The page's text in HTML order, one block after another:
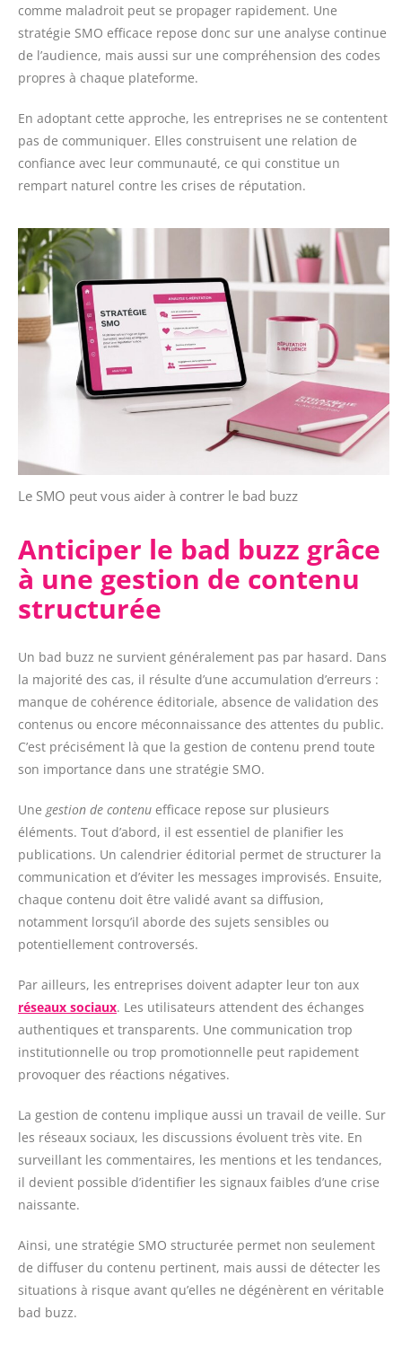
comme maladroit peut se propager rapidement. Une
stratégie SMO efficace repose donc sur une analyse continue
de l’audience, mais aussi sur une compréhension des codes
propres à chaque plateforme.
En adoptant cette approche, les entreprises ne se contentent
pas de communiquer. Elles construisent une relation de
confiance avec leur communauté, ce qui constitue un
rempart naturel contre les crises de réputation.
Le SMO peut vous aider à contrer le bad buzz
Anticiper le bad buzz grâce
à une gestion de contenu
structurée
Un bad buzz ne survient généralement pas par hasard. Dans
la majorité des cas, il résulte d’une accumulation d’erreurs :
manque de cohérence éditoriale, absence de validation des
contenus ou encore méconnaissance des attentes du public.
C’est précisément là que la gestion de contenu prend toute
son importance dans une stratégie SMO.
Une gestion de contenu efficace repose sur plusieurs
éléments. Tout d’abord, il est essentiel de planifier les
publications. Un calendrier éditorial permet de structurer la
communication et d’éviter les messages improvisés. Ensuite,
chaque contenu doit être validé avant sa diffusion,
notamment lorsqu’il aborde des sujets sensibles ou
potentiellement controversés.
Par ailleurs, les entreprises doivent adapter leur ton aux
réseaux sociaux. Les utilisateurs attendent des échanges
authentiques et transparents. Une communication trop
institutionnelle ou trop promotionnelle peut rapidement
provoquer des réactions négatives.
La gestion de contenu implique aussi un travail de veille. Sur
les réseaux sociaux, les discussions évoluent très vite. En
surveillant les commentaires, les mentions et les tendances,
il devient possible d’identifier les signaux faibles d’une crise
naissante.
Ainsi, une stratégie SMO structurée permet non seulement
de diffuser du contenu pertinent, mais aussi de détecter les
situations à risque avant qu’elles ne dégénèrent en véritable
bad buzz.